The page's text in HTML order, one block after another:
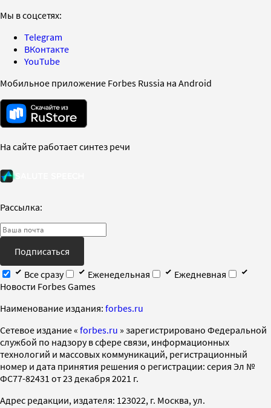
Мы в соцсетях:
Telegram
ВКонтакте
YouTube
Мобильное приложение Forbes Russia на Android
На сайте работает синтез речи
Рассылка:
Подписаться
Все сразу
Еженедельная
Ежедневная
Новости Forbes Games
Наименование издания: forbes.ru
Cетевое издание « forbes.ru » зарегистрировано Федеральной
службой по надзору в сфере связи, информационных
технологий и массовых коммуникаций, регистрационный
номер и дата принятия решения о регистрации: серия Эл №
ФС77-82431 от 23 декабря 2021 г.
Адрес редакции, издателя: 123022, г. Москва, ул.